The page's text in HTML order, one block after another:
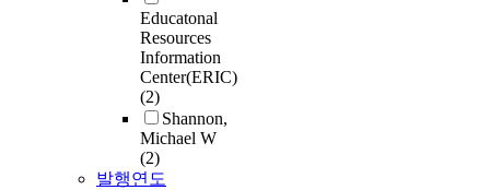
Educatonal
Resources
Information
Center(ERIC)
(2)
Shannon,
Michael W
(2)
발행연도